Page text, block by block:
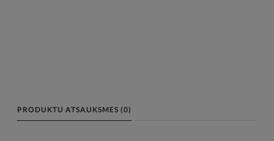
PRODUKTU ATSAUKSMES (0)